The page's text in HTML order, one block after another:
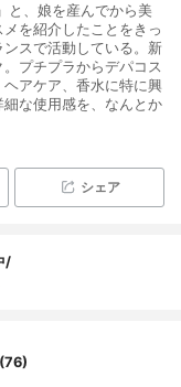
と、娘を産んでから美
を紹介したことをきっ
スで活動している。新
プチプラからデパコス
アケア、香水に特に興
な使用感を、なんとか
シェア
/